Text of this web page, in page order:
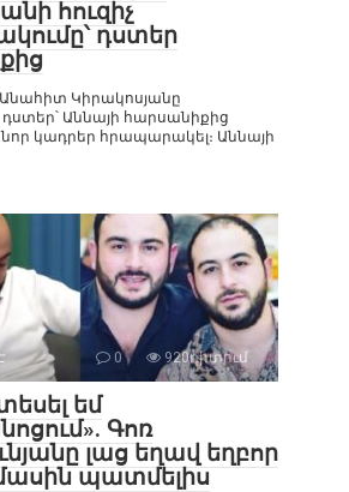
հուզիչ
դստեր
Կիրակոսյանը
դստեր՝ Աննայի հարսանիքից
կադրեր հրապարակել։ Աննայի
0 920դիտում
եմ
Գոռ
լաց եղավ եղբոր
պատմելիս